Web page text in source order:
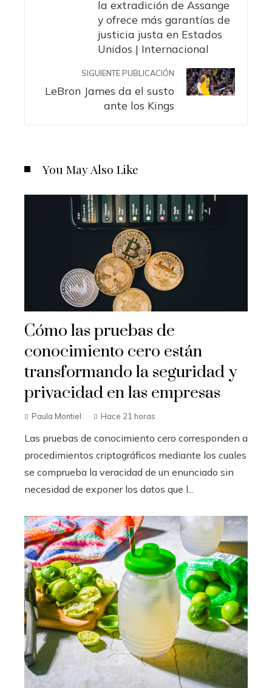
la extradición de Assange
y ofrece más garantías de
justicia justa en Estados
Unidos | Internacional
SIGUIENTE PUBLICACIÓN
LeBron James da el susto
ante los Kings
You May Also Like
Cómo las pruebas de
conocimiento cero están
transformando la seguridad y
privacidad en las empresas
Paula Montiel Hace 21 horas
Las pruebas de conocimiento cero corresponden a
procedimientos criptográficos mediante los cuales
se comprueba la veracidad de un enunciado sin
necesidad de exponer los datos que l...